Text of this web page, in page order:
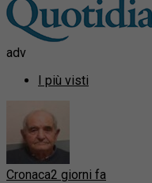
adv
I più visti
Cronaca2 giorni fa